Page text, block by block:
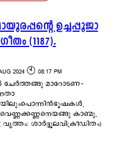
ഉച്ചപ്പൂജാ
(1187).
2024 🕙 08:17 PM
ചേർത്തങ്ങു മാറോടണ-
കാണ്മു,
ശാർദ്ദൂലവിക്രീഡിതം)